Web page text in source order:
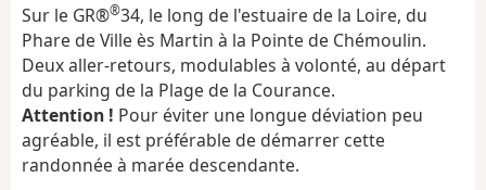
g
Sur le GR®®34, le long de l'estuaire de la Loire, du
Phare de Ville ès Martin à la Pointe de Chémoulin.
Deux aller-retours, modulables à volonté, au départ
du parking de la Plage de la Courance.
Attention ! Pour éviter une longue déviation peu
agréable, il est préférable de démarrer cette
randonnée à marée descendante.